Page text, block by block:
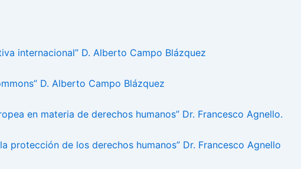
internacional” D. Alberto Campo Blázquez
D. Alberto Campo Blázquez
en materia de derechos humanos” Dr. Francesco Agnello.
protección de los derechos humanos” Dr. Francesco Agnello